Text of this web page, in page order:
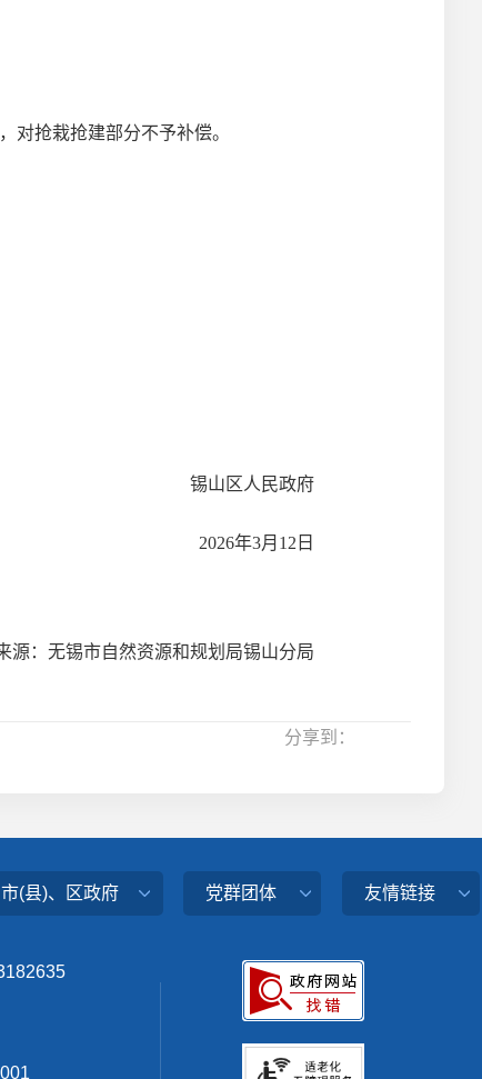
，对抢栽抢建部分不予补偿。
锡山区人民政府
2026年3月 12 日
源：无锡市自然资源和规划局锡山分局
分享到：
市(县)、区政府 党群团体 友情链接